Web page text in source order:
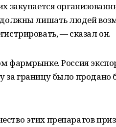
закупается
должны лишать людей
— сказал он.
фармрынке. Россия
за границу было продано
этих препаратов